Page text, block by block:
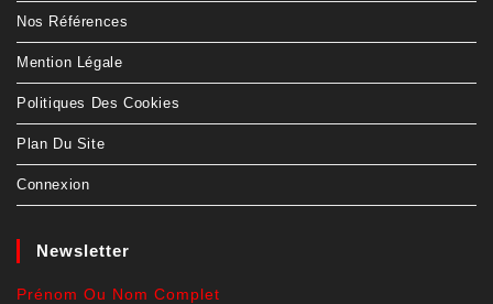
Nos Références
Mention Légale
Politiques Des Cookies
Plan Du Site
Connexion
Newsletter
Prénom Ou Nom Complet